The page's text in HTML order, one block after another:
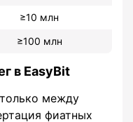
≥10 млн
≥100 млн
в EasyBit
между
фиатных